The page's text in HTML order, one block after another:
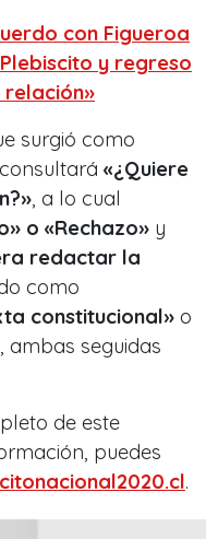
con Figueroa
y regreso
relación»
surgió como
«¿Quiere
, a lo cual
o «Rechazo» y
redactar la
como
constitucional» o
, ambas seguidas
de este
puedes
.